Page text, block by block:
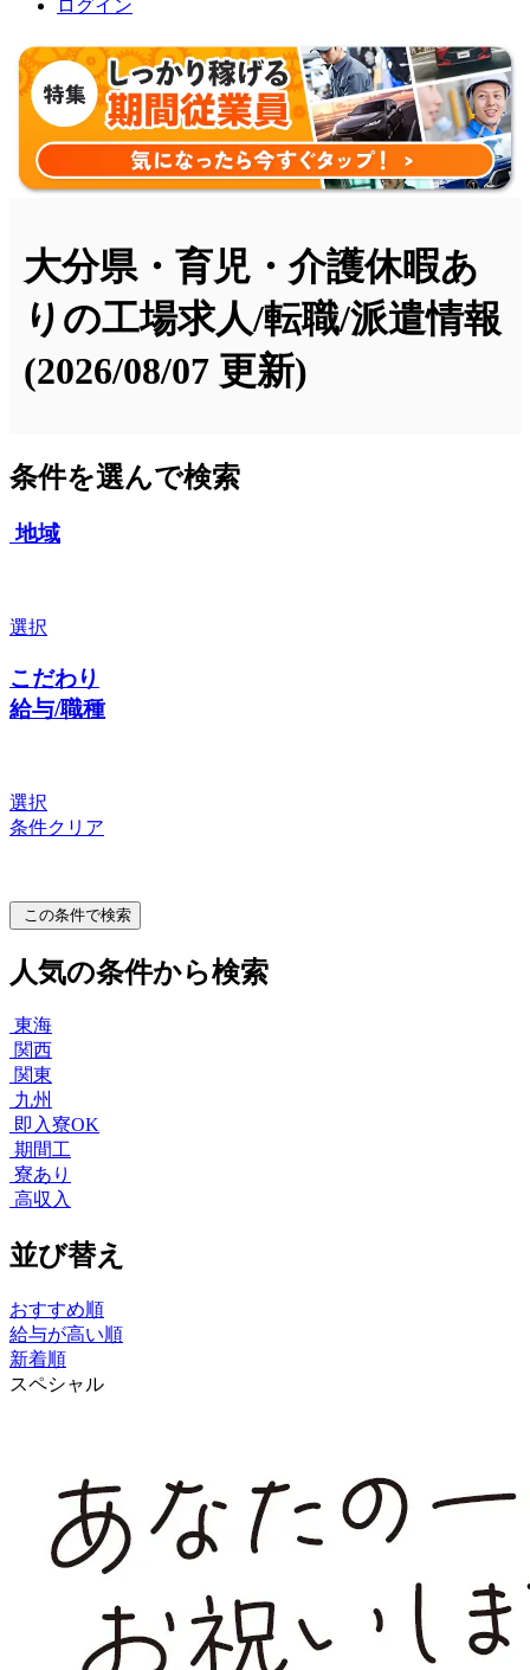
ログイン
大分県・育児・介護休暇あ
りの工場求人/転職/派遣情報
(2026/08/07 更新)
条件を選んで検索
地域
選択
こだわり
給与/職種
選択
条件クリア
この条件で検索
人気の条件から検索
東海
関西
関東
九州
即入寮OK
期間工
寮あり
高収入
並び替え
おすすめ順
給与が高い順
新着順
スペシャル